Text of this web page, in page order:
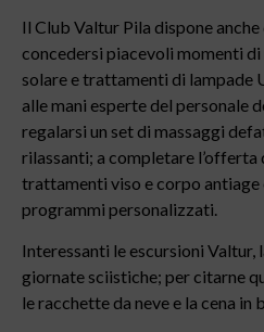
Il Club Valtur Pila dispone
concedersi piacevoli momenti di
solare e trattamenti di lampade
alle mani esperte del personale
regalarsi un set di massaggi
rilassanti; a completare l’offerta
trattamenti viso e corpo antiage
programmi personalizzati.
Interessanti le escursioni
giornate sciistiche; per citarne
le racchette da neve e la cena